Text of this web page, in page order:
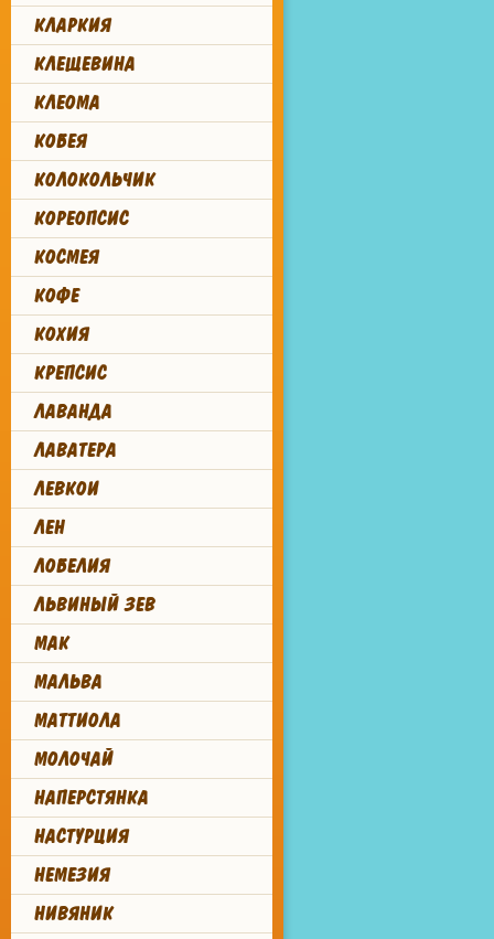
КЛАРКИЯ
КЛЕЩЕВИНА
КЛЕОМА
КОБЕЯ
КОЛОКОЛЬЧИК
КОРЕОПСИС
КОСМЕЯ
КОФЕ
КОХИЯ
КРЕПСИС
ЛАВАНДА
ЛАВАТЕРА
ЛЕВКОИ
ЛЕН
ЛОБЕЛИЯ
ЛЬВИНЫЙ ЗЕВ
МАК
МАЛЬВА
МАТТИОЛА
МОЛОЧАЙ
НАПЕРСТЯНКА
НАСТУРЦИЯ
НЕМЕЗИЯ
НИВЯНИК